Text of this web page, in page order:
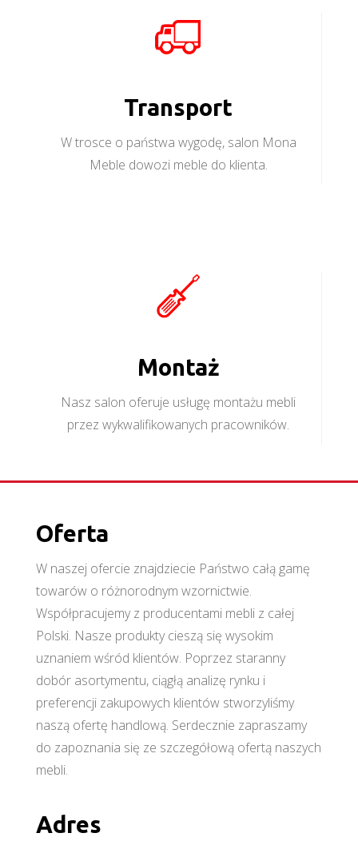
Transport
W trosce o państwa wygodę, salon Mona
Meble dowozi meble do klienta.
Montaż
Nasz salon oferuje usługę montażu mebli
przez wykwalifikowanych pracowników.
Oferta
W naszej ofercie znajdziecie Państwo całą gamę
towarów o różnorodnym wzornictwie.
Współpracujemy z producentami mebli z całej
Polski. Nasze produkty cieszą się wysokim
uznaniem wśród klientów. Poprzez staranny
dobór asortymentu, ciągłą analizę rynku i
preferencji zakupowych klientów stworzyliśmy
naszą ofertę handlową. Serdecznie zapraszamy
do zapoznania się ze szczegółową ofertą naszych
mebli.
Adres